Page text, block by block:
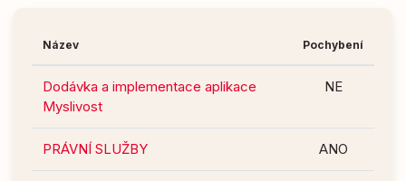
Název Pochybení
Dodávka a implementace aplikace
Myslivost
NE
PRÁVNÍ SLUŽBY ANO